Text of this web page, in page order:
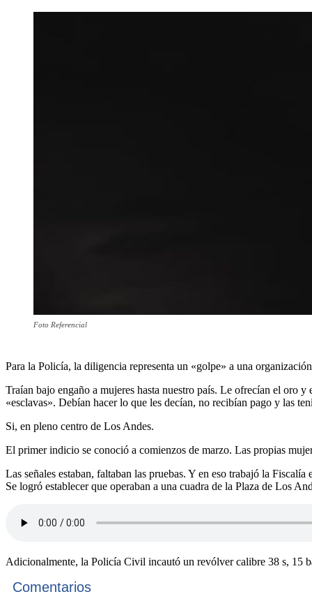
Foto Referencial
Para la Policía, la diligencia representa un «golpe» a una
Traían bajo engaño a mujeres hasta nuestro país. Le ofrecían el oro
«esclavas». Debían hacer lo que les decían, no recibían pago y las
Si, en pleno centro de Los Andes.
El primer indicio se conoció a comienzos de marzo. Las propias
Las señales estaban, faltaban las pruebas. Y en eso trabajó la
Se logró establecer que operaban a una cuadra de la Plaza de Los
Adicionalmente, la Policía Civil incautó un revólver calibre 38 s, 15
Comentarios